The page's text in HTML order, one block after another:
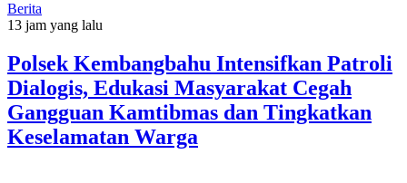
Berita
13 jam yang lalu
Polsek Kembangbahu Intensifkan Patroli
Dialogis, Edukasi Masyarakat Cegah
Gangguan Kamtibmas dan Tingkatkan
Keselamatan Warga